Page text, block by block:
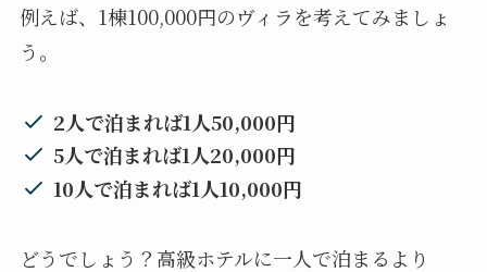
例えば、1棟100,000円のヴィラを考えてみましょ
う。
2人で泊まれば1人50,000円
5人で泊まれば1人20,000円
10人で泊まれば1人10,000円
どうでしょう？高級ホテルに一人で泊まるより